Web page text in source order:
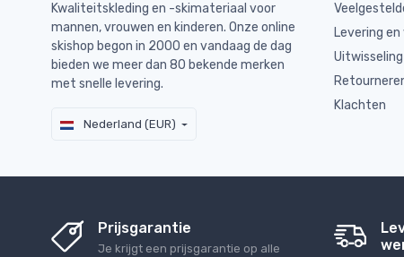
Kwaliteitskleding en -skimateriaal voor
mannen, vrouwen en kinderen. Onze online
skishop begon in 2000 en vandaag de dag
bieden we meer dan 80 bekende merken
met snelle levering.
Nederland (EUR)
Levering
Uitwisseling
Klachten
Prijsgarantie
Je krijgt een prijsgarantie op alle